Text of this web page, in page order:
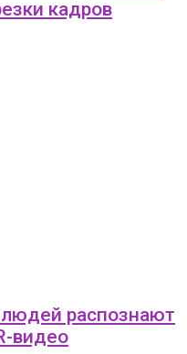
кадров
распознают
видео